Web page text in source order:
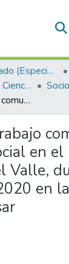
Trabajos de Grado (Especializaciones y Pregrados)
Facultad de Derecho, Ciencias Políticas y Sociales.
Incidencia del trabajo comunitario en el desarrollo social en el barrio Amaneceres del Valle, durante el periodo 2010-2020 en la ciudad de Valledupar-Cesar
en el
Valle,
en